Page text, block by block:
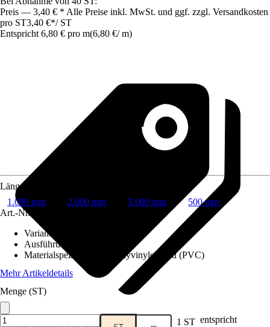
Preis — 3,40 € * Alle Preise inkl. MwSt. und ggf. zzgl. Versandkosten
pro ST3,40 €*/ ST
Entspricht 6,80 € pro m(6,80 €/ m)
Verkauf durch:HORNBACH
Länge
1.000 mm
2.000 mm 5.000 mm
500 mm
Art.-Nr.
Variante
Ausführung
Materialspezifizierung
Polyvinylchlorid (PVC)
Mehr Artikeldetails
Menge (ST)
1 ST entspricht